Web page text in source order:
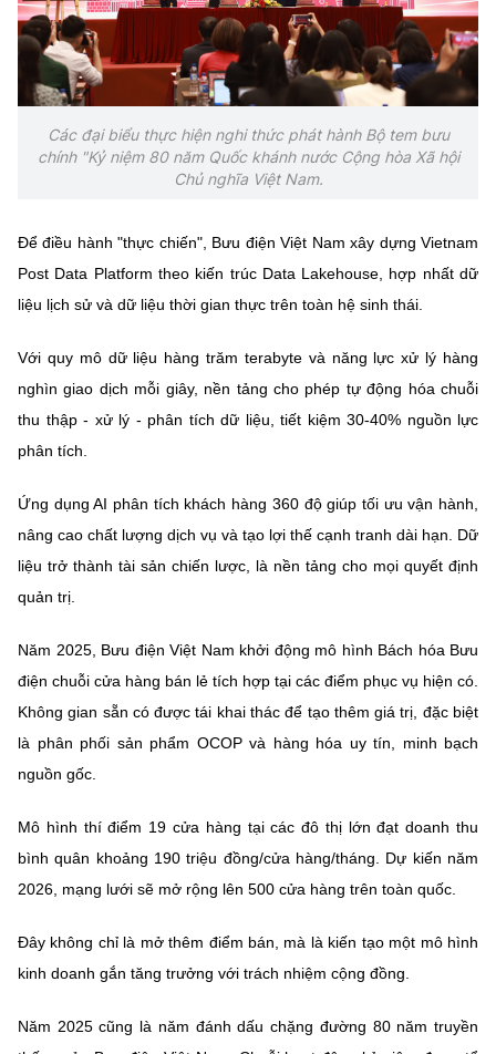
Các đại biểu thực hiện nghi thức phát hành Bộ tem bưu
chính "Kỷ niệm 80 năm Quốc khánh nước Cộng hòa Xã hội
Chủ nghĩa Việt Nam.
Để điều hành "thực chiến", Bưu điện Việt Nam xây dựng Vietnam
Post Data Platform theo kiến trúc Data Lakehouse, hợp nhất dữ
liệu lịch sử và dữ liệu thời gian thực trên toàn hệ sinh thái.
Với quy mô dữ liệu hàng trăm terabyte và năng lực xử lý hàng
nghìn giao dịch mỗi giây, nền tảng cho phép tự động hóa chuỗi
thu thập - xử lý - phân tích dữ liệu, tiết kiệm 30-40% nguồn lực
phân tích.
Ứng dụng AI phân tích khách hàng 360 độ giúp tối ưu vận hành,
nâng cao chất lượng dịch vụ và tạo lợi thế cạnh tranh dài hạn. Dữ
liệu trở thành tài sản chiến lược, là nền tảng cho mọi quyết định
quản trị.
Năm 2025, Bưu điện Việt Nam khởi động mô hình Bách hóa Bưu
điện chuỗi cửa hàng bán lẻ tích hợp tại các điểm phục vụ hiện có.
Không gian sẵn có được tái khai thác để tạo thêm giá trị, đặc biệt
là phân phối sản phẩm OCOP và hàng hóa uy tín, minh bạch
nguồn gốc.
Mô hình thí điểm 19 cửa hàng tại các đô thị lớn đạt doanh thu
bình quân khoảng 190 triệu đồng/cửa hàng/tháng. Dự kiến năm
2026, mạng lưới sẽ mở rộng lên 500 cửa hàng trên toàn quốc.
Đây không chỉ là mở thêm điểm bán, mà là kiến tạo một mô hình
kinh doanh gắn tăng trưởng với trách nhiệm cộng đồng.
Năm 2025 cũng là năm đánh dấu chặng đường 80 năm truyền